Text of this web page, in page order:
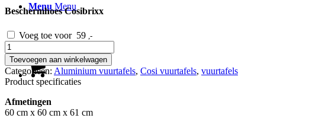
Menu Menu
Beschermhoes Cosibrixx
Voeg toe voor 59 ,-
Cosibrixx
60
antraciet
concrete
look
aantal
Toevoegen aan winkelwagen
Categorieën: Aluminium vuurtafels, Cosi vuurtafels, vuurtafels
Product specificaties
Afmetingen
60 cm x 60 cm x 61 cm